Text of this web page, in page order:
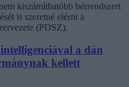
kiszámíthatóbb bérrendszert
is szeretné elérni a
(PDSZ).
a dán
kellett